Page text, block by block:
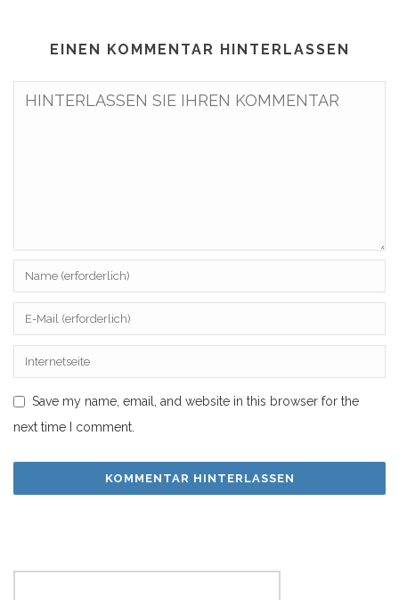
EINEN KOMMENTAR HINTERLASSEN
Save my name, email, and website in this browser for the
next time I comment.